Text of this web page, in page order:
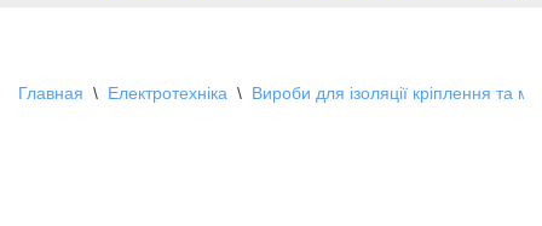
Главная \ Електротехніка \ Вироби для ізоляції кріплення та